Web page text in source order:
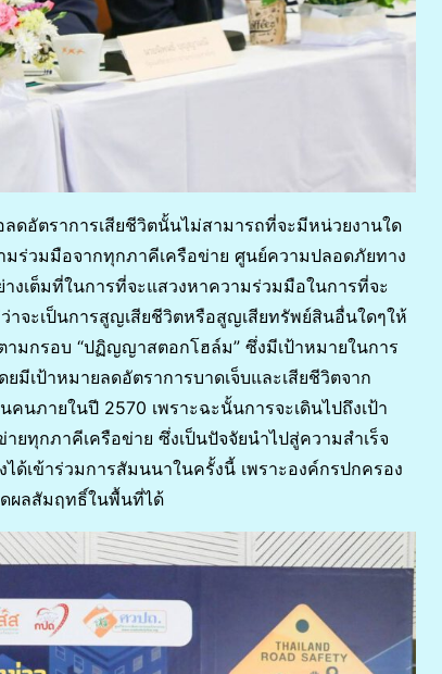
อัตราการเสียชีวิตนั้นไม่สามารถที่จะมีหน่วยงานใด
มร่วมมือจากทุกภาคีเครือข่าย ศูนย์ความปลอดภัยทาง
งเต็มที่ในการที่จะแสวงหาความร่วมมือในการที่จะ
จะเป็นการสูญเสียชีวิตหรือสูญเสียทรัพย์สินอื่นใดๆให้
มกรอบ “ปฏิญญาสตอกโฮล์ม” ซึ่งมีเป้าหมายในการ
มีเป้าหมายลดอัตราการบาดเจ็บและเสียชีวิตจาก
นภายในปี 2570 เพราะฉะนั้นการจะเดินไปถึงเป้า
ทุกภาคีเครือข่าย ซึ่งเป็นปัจจัยนำไปสู่ความสำเร็จ
เข้าร่วมการสัมนนาในครั้งนี้ เพราะองค์กรปกครอง
ผลสัมฤทธิ์ในพื้นที่ได้